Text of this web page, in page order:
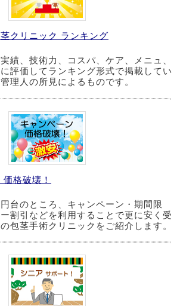
クリニック ランキング
績、技術力、コスパ、ケア、メニュ、
評価してランキング形式で掲載してい
理人の所見によるものです。
格破壊！
台のところ、キャンペーン・期間限
割引などを利用することで更に安く受
包茎手術クリニックをご紹介します。